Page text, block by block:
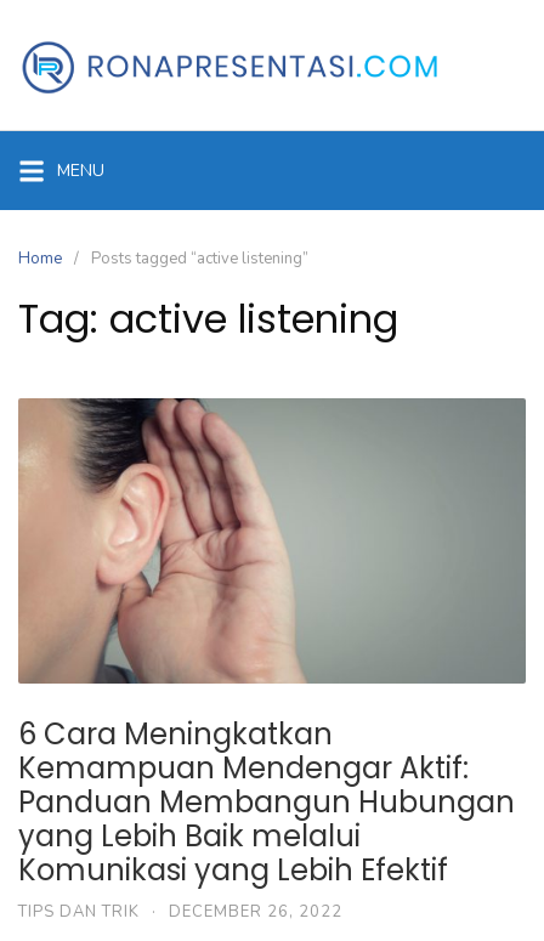
content
MENU
Home Posts tagged “active listening”
Tag: active listening
6 Cara Meningkatkan
Kemampuan Mendengar Aktif:
Panduan Membangun Hubungan
yang Lebih Baik melalui
Komunikasi yang Lebih Efektif
TIPS DAN TRIK · DECEMBER 26, 2022